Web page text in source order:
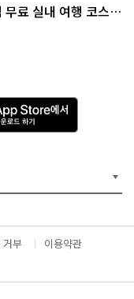
료 실내 여행 코스
A
p
p
e
서
다
운
부
이용약관